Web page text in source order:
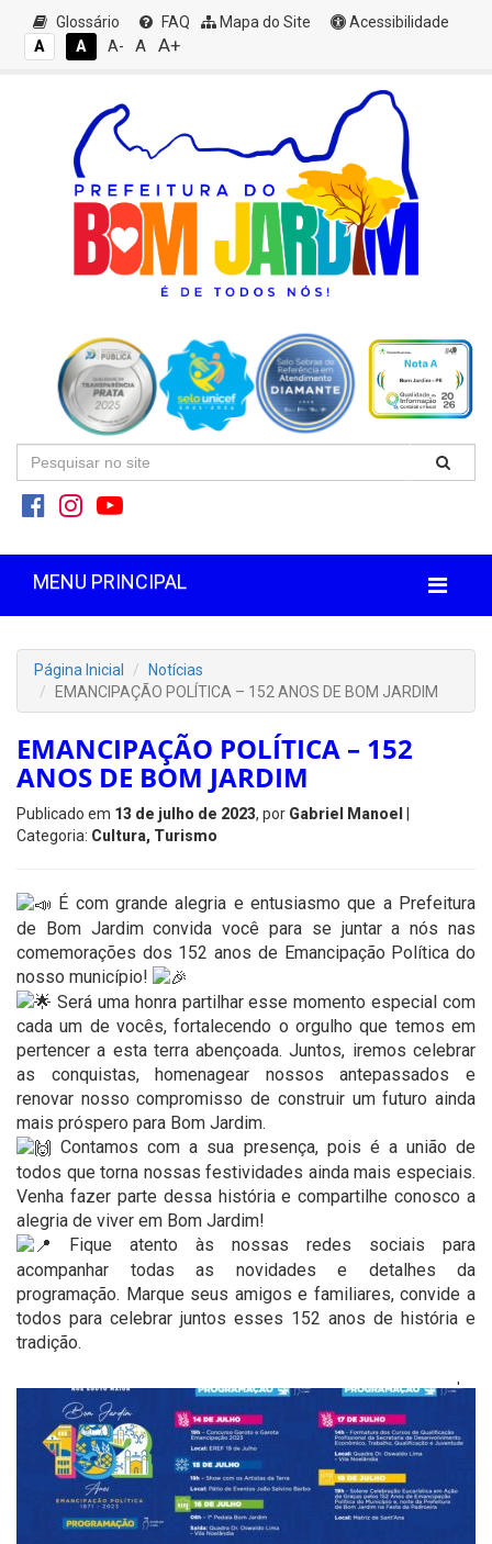
Glossário FAQ Mapa do Site
Acessibilidade
A
A A- A A+
MENU PRINCIPAL
Página Inicial
Notícias
EMANCIPAÇÃO POLÍTICA – 152 ANOS DE BOM JARDIM
EMANCIPAÇÃO POLÍTICA – 152
ANOS DE BOM JARDIM
Publicado em 13 de julho de 2023, por Gabriel Manoel
Categoria: Cultura, Turismo
É com grande alegria e entusiasmo que a Prefeitura
de Bom Jardim convida você para se juntar a nós nas
comemorações dos 152 anos de Emancipação Política do
nosso município!
Será uma honra partilhar esse momento especial com
cada um de vocês, fortalecendo o orgulho que temos em
pertencer a esta terra abençoada. Juntos, iremos celebrar
as conquistas, homenagear nossos antepassados e
renovar nosso compromisso de construir um futuro ainda
mais próspero para Bom Jardim.
Contamos com a sua presença, pois é a união de
todos que torna nossas festividades ainda mais especiais.
Venha fazer parte dessa história e compartilhe conosco a
alegria de viver em Bom Jardim!
Fique atento às nossas redes sociais para
acompanhar todas as novidades e detalhes da
programação. Marque seus amigos e familiares, convide a
todos para celebrar juntos esses 152 anos de história e
tradição.
'